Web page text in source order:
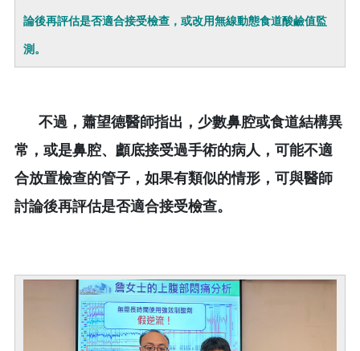
論後再評估是否適合接受檢查，或改用無線動態食道酸鹼值監
測。
不過，蕭望德醫師指出，少數鼻腔或食道結構異
常，或是鼻腔、顱底接受過手術的病人，可能不適
合放置檢查的管子，如果有類似的情形，可與醫師
討論後再評估是否適合接受檢查。